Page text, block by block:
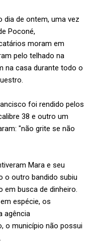
dia de ontem, uma vez
Poconé,
moram em
pelo telhado na
na casa durante todo o
foi rendido pelos
38 e outro um
"não grite se não
Mara e seu
o outro bandido subiu
em busca de dinheiro.
espécie, os
agência
o município não possui